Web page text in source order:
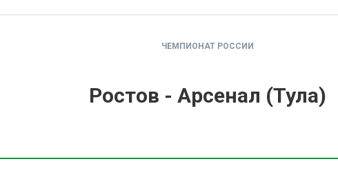
ЧЕМПИОНАТ РОССИИ
Ростов - Арсенал (Тула)